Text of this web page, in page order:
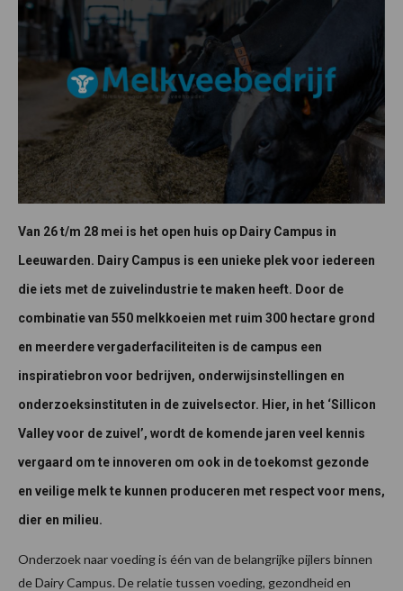
Van 26 t/m 28 mei is het open huis op Dairy Campus in
Leeuwarden. Dairy Campus is een unieke plek voor iedereen
die iets met de zuivelindustrie te maken heeft. Door de
combinatie van 550 melkkoeien met ruim 300 hectare grond
en meerdere vergaderfaciliteiten is de campus een
inspiratiebron voor bedrijven, onderwijsinstellingen en
onderzoeksinstituten in de zuivelsector. Hier, in het ‘Sillicon
Valley voor de zuivel’, wordt de komende jaren veel kennis
vergaard om te innoveren om ook in de toekomst gezonde
en veilige melk te kunnen produceren met respect voor mens,
dier en milieu.
Onderzoek naar voeding is één van de belangrijke pijlers binnen
de Dairy Campus. De relatie tussen voeding, gezondheid en